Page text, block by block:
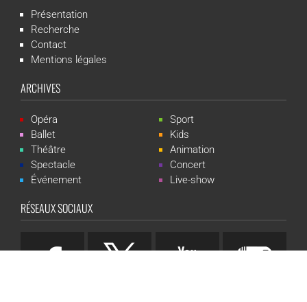
Présentation
Recherche
Contact
Mentions légales
ARCHIVES
Opéra
Ballet
Théâtre
Spectacle
Événement
Sport
Kids
Animation
Concert
Live-show
RÉSEAUX SOCIAUX